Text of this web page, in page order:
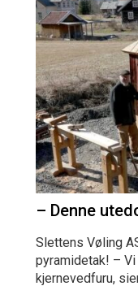
– Denne
Slettens Vøling
pyramidetak! –
kjernevedfuru,